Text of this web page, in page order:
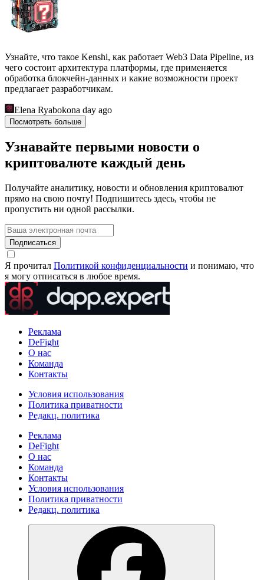
Узнайте, что такое Kenshi, как работает Web3 Data Pipeline, из
чего состоит архитектура платформы, где применяется
обработка блокчейн-данных и какие возможности проект
предлагает разработчикам.
Elena Ryabokona day ago
Посмотреть больше
Узнавайте первыми новости о
криптовалюте каждый день
Получайте аналитику, новости и обновления криптовалют
прямо на свою почту! Подпишитесь здесь, чтобы не
пропустить ни одной рассылки.
Подписаться
Я прочитал Политикой конфиденциальности и понимаю, что
я могу отписаться в любое время.
Реклама
DeFight
О нас
Команда
Контакты
Условия использования
Политика приватности
Редакц. политика
Реклама
DeFight
О нас
Команда
Контакты
Условия использования
Политика приватности
Редакц. политика